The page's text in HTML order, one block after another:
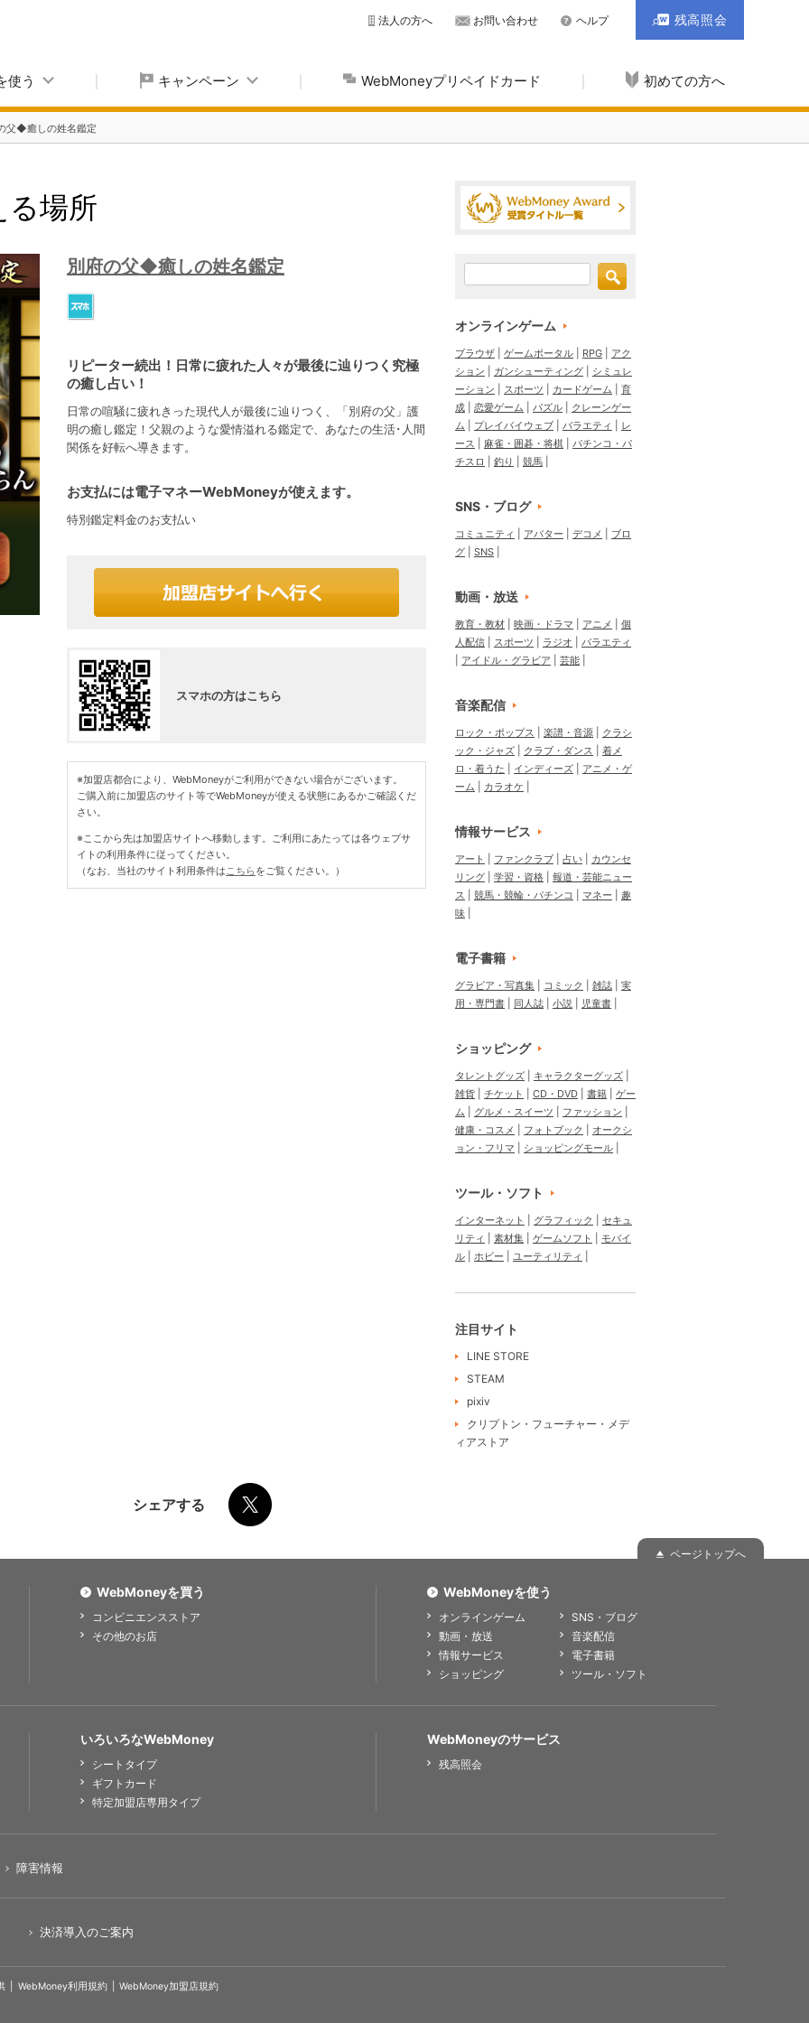
使う キャンペーン WebMoneyプリペイドカード 初めての方へ
法人の方へ お問い合わせ ヘルプ 残高照会
父◆癒しの姓名鑑定
場所
別府の父◆癒しの姓名鑑定
リピーター続出！日常に疲れた人々が最後に辿りつく究極
の癒し占い！
日常の喧騒に疲れきった現代人が最後に辿りつく、「別府の父」護
明の癒し鑑定！父親のような愛情溢れる鑑定で、あなたの生活･人間
関係を好転へ導きます。
お支払には電子マネーWebMoneyが使えます。
特別鑑定料金のお支払い
スマホの方はこちら
※加盟店都合により、WebMoneyがご利用ができない場合がございます。
ご購入前に加盟店のサイト等でWebMoneyが使える状態にあるかご確認くだ
さい。
※ここから先は加盟店サイトへ移動します。ご利用にあたっては各ウェブサ
イトの利用条件に従ってください。
（なお、当社のサイト利用条件はこちらをご覧ください。）
オンラインゲーム
ブラウザ ゲームポータル RPG
アク
ション
ガンシューティング
シミュレ
ーション
スポーツ カードゲーム
育
成
恋愛ゲーム パズル
クレーンゲー
ム
プレイバイウェブ バラエティ
レ
ース
麻雀・囲碁・将棋
パチンコ・パ
チスロ
釣り 競馬
SNS・ブログ
コミュニティ アバター デコメ
ブロ
グ
SNS
動画・放送
教育・教材 映画・ドラマ アニメ
個
人配信
スポーツ ラジオ
バラエティ
アイドル・グラビア
芸能
音楽配信
ロック・ポップス 楽譜・音源
クラシ
ック・ジャズ
クラブ・ダンス
着メ
ロ・着うた
インディーズ
アニメ・ゲ
ーム
カラオケ
情報サービス
アート ファンクラブ 占い
カウンセ
リング
学習・資格
報道・芸能ニュー
ス
競馬・競輪・パチンコ マネー
趣
味
電子書籍
グラビア・写真集 コミック 雑誌
実
用・専門書
同人誌 小説 児童書
ショッピング
タレントグッズ
キャラクターグッズ
雑貨
チケット CD・DVD 書籍
ゲー
ム
グルメ・スイーツ
ファッション
健康・コスメ
フォトブック
オークシ
ョン・フリマ
ショッピングモール
ツール・ソフト
インターネット グラフィック
セキュ
リティ
素材集 ゲームソフト
モバイ
ル
ホビー ユーティリティ
注目サイト
LINE STORE
STEAM
pixiv
クリプトン・フューチャー・メデ
ィアストア
シェアする
ページトップへ
WebMoneyを買う
コンビニエンスストア
その他のお店
WebMoneyを使う
オンラインゲーム
SNS・ブログ
動画・放送
音楽配信
情報サービス
電子書籍
ショッピング
ツール・ソフト
いろいろなWebMoney
シートタイプ
ギフトカード
特定加盟店専用タイプ
WebMoneyのサービス
残高照会
障害情報
決済導入のご案内
WebMoney利用規約 WebMoney加盟店規約